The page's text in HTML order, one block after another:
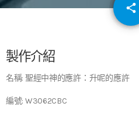
share
email
製作介紹
名稱: 聖經中神的應許：升呢的應許
編號: W3062CBC